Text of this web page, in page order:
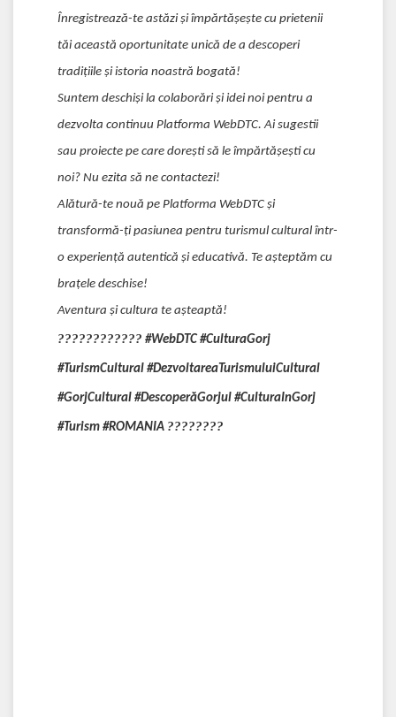
Înregistrează-te astăzi și împărtășește cu prietenii
tăi această oportunitate unică de a descoperi
tradițiile și istoria noastră bogată!
Suntem deschiși la colaborări și idei noi pentru a
dezvolta continuu Platforma WebDTC. Ai sugestii
sau proiecte pe care dorești să le împărtășești cu
noi? Nu ezita să ne contactezi!
Alătură-te nouă pe Platforma WebDTC și
transformă-ți pasiunea pentru turismul cultural într-
o experiență autentică și educativă. Te așteptăm cu
brațele deschise!
Aventura și cultura te așteaptă!
???????????? #WebDTC #CulturaGorj
#TurismCultural #DezvoltareaTurismuluiCultural
#GorjCultural #DescoperăGorjul #CulturaInGorj
#Turism #ROMANIA ????????